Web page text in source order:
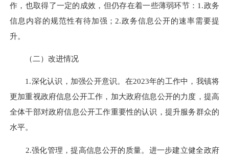
作，也取得了一定的成效，但仍存在着一些薄弱环节：1.政务
信息内容的规范性有待加强；2.政务信息公开的速率需要提
升。
（二）改进情况
1.深化认识，加强公开意识。在2023年的工作中，我镇将
更加重视政府信息公开工作，加大政府信息公开的力度，提高
全体干部对政府信息公开工作重要性的认识，提升服务群众的
水平。
2.强化管理，提高信息公开的质量。进一步建立健全政府